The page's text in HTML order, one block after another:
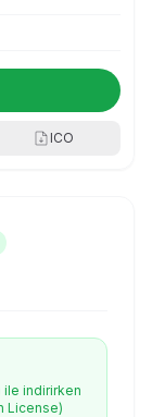
ICO
ile indirirken
License)